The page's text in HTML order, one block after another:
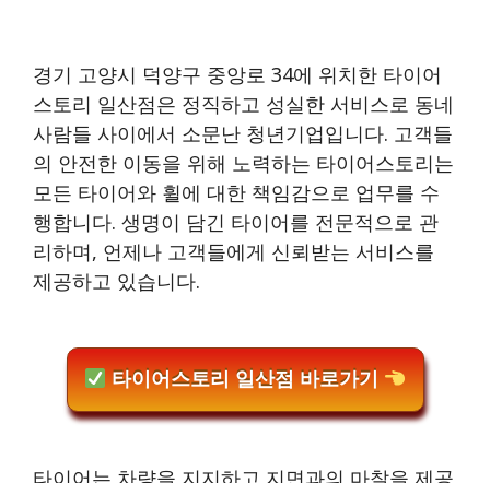
경기 고양시 덕양구 중앙로 34에 위치한 타이어
스토리 일산점은 정직하고 성실한 서비스로 동네
사람들 사이에서 소문난 청년기업입니다. 고객들
의 안전한 이동을 위해 노력하는 타이어스토리는
모든 타이어와 휠에 대한 책임감으로 업무를 수
행합니다. 생명이 담긴 타이어를 전문적으로 관
리하며, 언제나 고객들에게 신뢰받는 서비스를
제공하고 있습니다.
타이어스토리 일산점 바로가기
타이어는 차량을 지지하고 지면과의 마찰을 제공